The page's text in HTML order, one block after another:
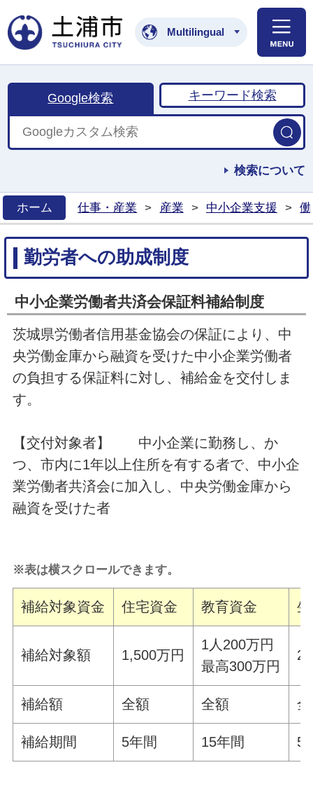
土浦市公式ホームペ
Multilingual
Google検索 キーワード検索
検索について
ホーム
仕事・産業 > 産業 > 中小企業支援 >
勤労者への助成制度
中小企業労働者共済会保証料補給制度
茨城県労働者信用基金協会の保証により、中
央労働金庫から融資を受けた中小企業労働者
の負担する保証料に対し、補給金を交付しま
す。
【交付対象者】 中小企業に勤務し、か
つ、市内に1年以上住所を有する者で、中小企
業労働者共済会に加入し、中央労働金庫から
融資を受けた者
※表は横スクロールできます。
補給対象資金 住宅資金 教育資金
補給対象額 1,500万円
1人200万円
最高300万円
補給額 全額 全額
補給期間 5年間 15年間 5